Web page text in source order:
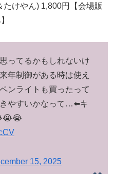
たけやん) 1,800円【会場販
ってるかもしれないけ
年制御がある時は使え
ンライトも買ったって
やすいかなって…⬅️キ
15, 2025